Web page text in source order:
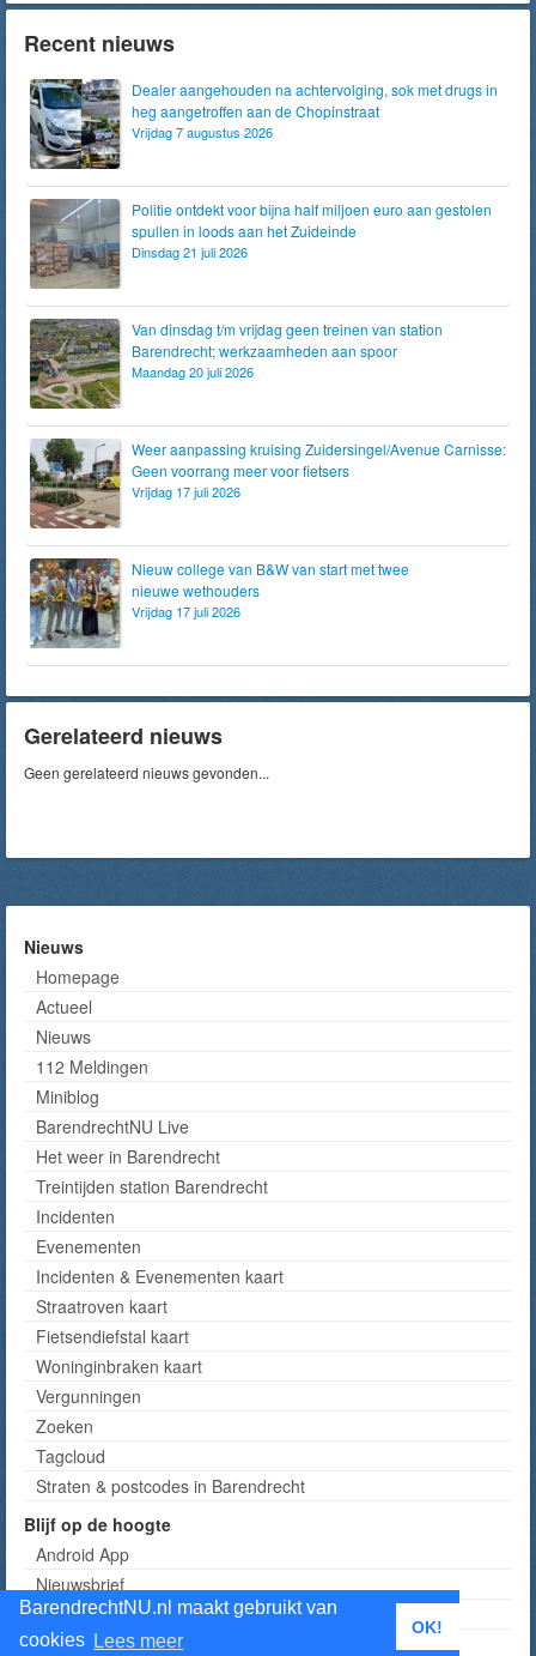
BarendrechtNU.nl maakt gebruikt van
cookies Lees meer
OK!
Recent nieuws
Dealer aangehouden na achtervolging, sok met drugs in
heg aangetroffen aan de Chopinstraat
Vrijdag 7 augustus 2026
Politie ontdekt voor bijna half miljoen euro aan gestolen
spullen in loods aan het Zuideinde
Dinsdag 21 juli 2026
Van dinsdag t/m vrijdag geen treinen van station
Barendrecht; werkzaamheden aan spoor
Maandag 20 juli 2026
Weer aanpassing kruising Zuidersingel/Avenue Carnisse:
Geen voorrang meer voor fietsers
Vrijdag 17 juli 2026
Nieuw college van B&W van start met twee
nieuwe wethouders
Vrijdag 17 juli 2026
Gerelateerd nieuws
Geen gerelateerd nieuws gevonden...
Nieuws
Homepage
Actueel
Nieuws
112 Meldingen
Miniblog
BarendrechtNU Live
Het weer in Barendrecht
Treintijden station Barendrecht
Incidenten
Evenementen
Incidenten & Evenementen kaart
Straatroven kaart
Fietsendiefstal kaart
Woninginbraken kaart
Vergunningen
Zoeken
Tagcloud
Straten & postcodes in Barendrecht
Blijf op de hoogte
Android App
Nieuwsbrief
RSS
Twitter